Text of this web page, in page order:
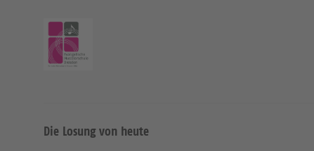
Die Losung von heute